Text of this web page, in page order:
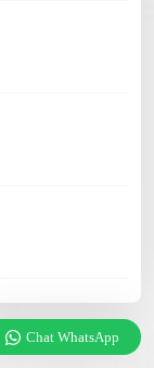
Chat WhatsApp